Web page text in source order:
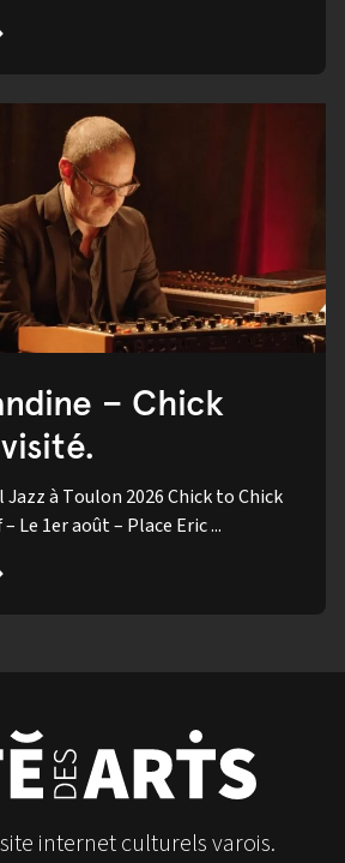
– Chick
Jazz à Toulon 2026 Chick to Chick
Le 1er août – Place Eric ...
internet culturels varois.